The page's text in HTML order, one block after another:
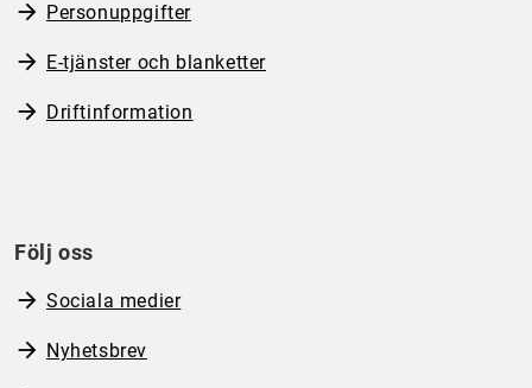
Personuppgifter
E-tjänster och blanketter
Driftinformation
Följ oss
Sociala medier
Nyhetsbrev